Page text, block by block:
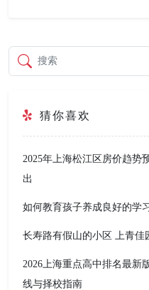
搜索
猜你喜欢
2025年上海松江区房价趋势
出
如何教育孩子养成良好的学
长寿路有假山的小区 上青佳
2026上海重点高中排名最新
线与择校指南